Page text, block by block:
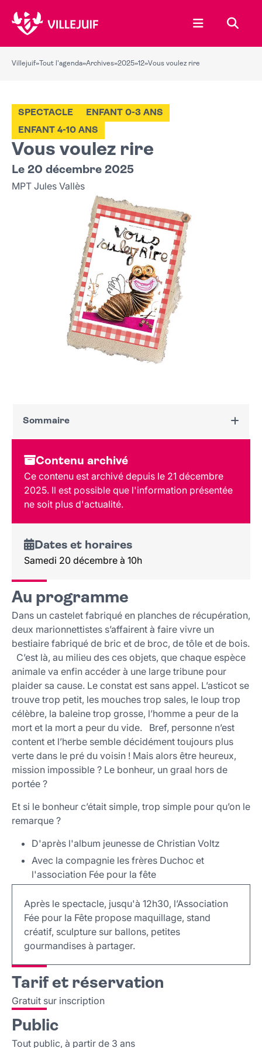
Ouvrir le
Villejuif» Tout l'agenda»Archives»2025»12»Vous voulez rire
Vous voulez rire
SPECTACLE
ENFANT 0-3 ANS
ENFANT 4-10 ANS
Le 20 décembre 2025
MPT Jules Vallès
Sommaire
Dates et horaires
Au programme
Tarif et réservation
Public
Lieu et contact
Contenu archivé
Ce contenu est archivé depuis le 21 décembre
2025. Il est possible que l'information présentée
ne soit plus d'actualité.
Dates et horaires
Samedi 20 décembre à 10h
Au programme
Dans un castelet fabriqué en planches de récupération,
deux marionnettistes s’affairent à faire vivre un
bestiaire fabriqué de bric et de broc, de tôle et de bois.
C’est là, au milieu des ces objets, que chaque espèce
animale va enfin accéder à une large tribune pour
plaider sa cause. Le constat est sans appel. L’asticot se
trouve trop petit, les mouches trop sales, le loup trop
célèbre, la baleine trop grosse, l’homme a peur de la
mort et la mort a peur du vide. Bref, personne n’est
content et l’herbe semble décidément toujours plus
verte dans le pré du voisin ! Mais alors être heureux,
mission impossible ? Le bonheur, un graal hors de
portée ?
Et si le bonheur c’était simple, trop simple pour qu’on le
remarque ?
D'après l'album jeunesse de Christian Voltz
Avec la compagnie les frères Duchoc et
l'association Fée pour la fête
Après le spectacle, jusqu'à 12h30, l’Association
Fée pour la Fête propose maquillage, stand
créatif, sculpture sur ballons, petites
gourmandises à partager.
Tarif et réservation
Gratuit sur inscription
Public
Tout public, à partir de 3 ans